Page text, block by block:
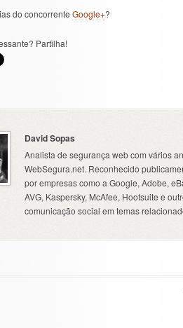
do concorrente Google+?
Partilha!
David Sopas
Analista de segurança web com vários
WebSegura.net. Reconhecido
por empresas como a Google, Adobe,
AVG, Kaspersky, McAfee, Hootsuite e
comunicação social em temas